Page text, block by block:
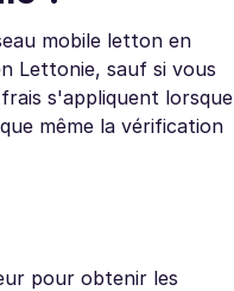
mobile letton en
Lettonie, sauf si vous
s'appliquent lorsque
même la vérification
pour obtenir les